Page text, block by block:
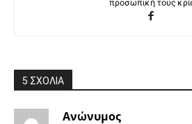
προσωπική τους
5 ΣΧΟΛΙΑ
Ανώνυμος